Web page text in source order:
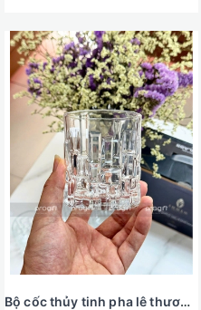
Bộ cốc thủy tinh pha lê thương hiệu Irris